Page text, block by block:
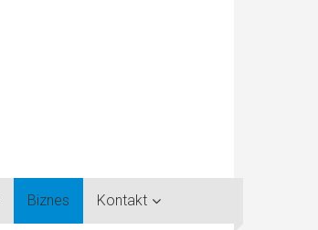
Biznes Kontakt